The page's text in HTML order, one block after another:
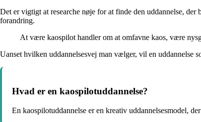
Det er vigtigt at researche nøje for at finde den uddannelse,
forandring.
At være kaospilot handler om at omfavne kaos, være
Uanset hvilken uddannelsesvej man vælger, vil en uddannelse
Hvad er en kaospilotuddannelse?
En kaospilotuddannelse er en kreativ uddannelsesmodel,